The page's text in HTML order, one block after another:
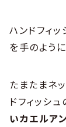
ハンドフィ
を手のように
たまたまネ
ドフィッシ
いカエルア